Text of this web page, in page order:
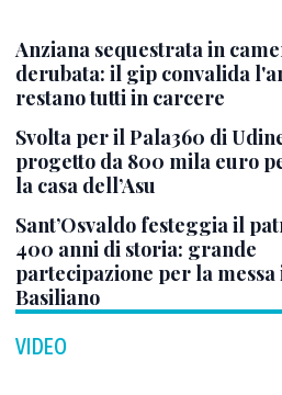
Anziana sequestrata in
derubata: il gip convalida
restano tutti in carcere
Svolta per il Pala360 di
progetto da 800 mila euro
la casa dell’Asu
Sant’Osvaldo festeggia il
400 anni di storia: grande
partecipazione per la messa
Basiliano
VIDEO